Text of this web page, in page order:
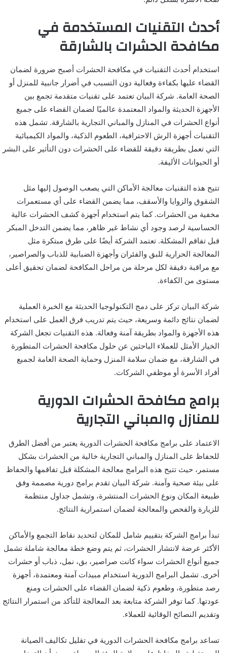
أحدث التقنيات المستخدمة في
مكافحة الحشرات بالشارقة
استخدام أحدث التقنيات في مكافحة الحشرات أصبح ضرورة لضمان
القضاء عليها بكفاءة وفعالية دون التسبب في أضرار جانبية للمنزل أو
الصحة العامة. شركة البيان تعتمد على تقنيات متقدمة تجمع بين
الأجهزة الحديثة والمواد المعتمدة عالميًا لضمان القضاء على جميع
أنواع الحشرات في المنازل والمباني التجارية بالشارقة. تشمل هذه
التقنيات أجهزة الرش الاحترافية، الطعوم الذكية، والمواد الكيميائية
التي تعمل بطريقة دقيقة للقضاء على الحشرات دون التأثير على البشر
أو الحيوانات الأليفة.
تتيح هذه التقنيات معالجة الأماكن التي يصعب الوصول إليها مثل
الشقوق والزوايا والأسقف، مما يضمن القضاء على أي مستعمرات
مخفية من الحشرات. كما يتم استخدام أجهزة كشف الحشرات عالية
الحساسية لرصد وجود أي نشاط غير ظاهر، مما يضمن التدخل المبكر
قبل تفاقم المشكلة. تعتمد الشركة أيضًا على طرق مبتكرة مثل
المعالجة الحرارية للبق والفئران وأجهزة الضبابية للذباب والصراصير،
مع مراقبة دقيقة لكل مرحلة من مراحل المكافحة لضمان تحقيق أعلى
مستوى من الكفاءة.
شركة البيان تركز على دمج التكنولوجيا الحديثة مع الخبرة العملية
لضمان نتائج دائمة وسريعة، حيث يتم تدريب فرق العمل على استخدام
هذه الأجهزة والمواد بطريقة آمنة وفعالة. هذه التقنيات تجعل الشركة
الخيار الأمثل للعملاء الباحثين عن حلول مكافحة الحشرات المتطورة
في الشارقة، مع ضمان سلامة المنزل وحماية الصحة العامة لجميع
أفراد الأسرة أو موظفي الشركات.
برامج مكافحة الحشرات الدورية
للمنازل والمباني التجارية
الاعتماد على برامج مكافحة الحشرات الدورية يعتبر من أفضل الطرق
للحفاظ على المنازل والمباني التجارية خالية من الحشرات بشكل
مستمر، حيث تتيح هذه البرامج معالجة المشكلة قبل تفاقمها والحفاظ
على بيئة صحية وآمنة. شركة البيان تقدم برامج دورية مصممة وفق
طبيعة المكان ونوع الحشرات المنتشرة، وتشمل جداول منتظمة
للزيارة والفحص والمعالجة لضمان استمرارية النتائج.
تبدأ برامج الشركة بتقييم شامل للمكان لتحديد نقاط التجمع والأماكن
الأكثر عرضة لانتشار الحشرات، ثم يتم وضع خطة معالجة شاملة تشمل
جميع أنواع الحشرات سواء كانت صراصير، بق، نمل، ذباب أو حشرات
أخرى. تشمل البرامج الدورية استخدام مبيدات آمنة ومعتمدة، أجهزة
رصد متطورة، وطعوم ذكية لضمان القضاء على الحشرات ومنع
عودتها. كما توفر الشركة متابعة بعد المعالجة للتأكد من استمرار النتائج
وتقديم النصائح الوقائية للعملاء.
تساعد برامج مكافحة الحشرات الدورية في تقليل تكاليف الصيانة